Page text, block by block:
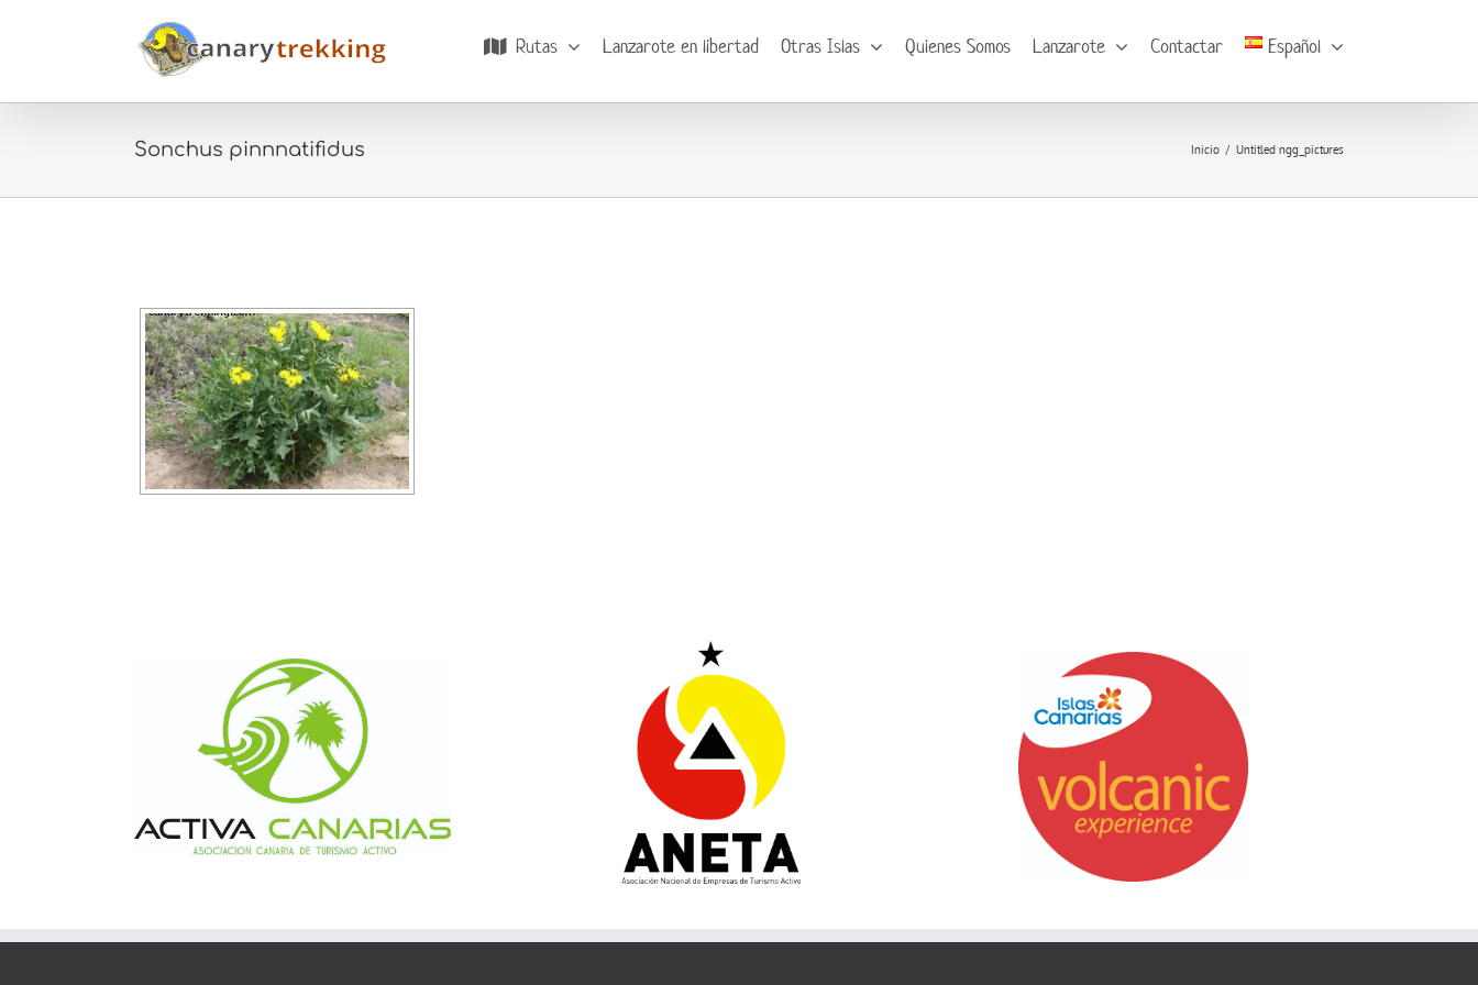
Rutas Lanzarote en libertad Otras Islas Quienes Somos Lanzarote Contactar Español
Sonchus pinnnatifidus Inicio Untitled ngg_pictures